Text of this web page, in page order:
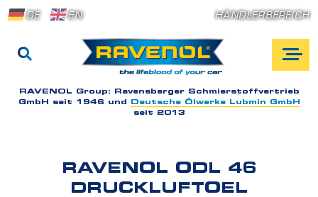
DE EN HÄNDLERBEREICH
RAVENOL Group: Ravensberger Schmierstoffvertrieb
GmbH seit 1946 und
Deutsche Ölwerke Lubmin GmbH
seit 2013
RAVENOL ODL 46
DRUCKLUFTOEL